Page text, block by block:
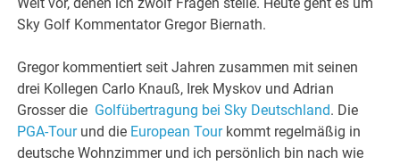
Welt vor, denen ich zwölf Fragen stelle. Heute geht es um
Sky Golf Kommentator Gregor Biernath.
Gregor kommentiert seit Jahren zusammen mit seinen
drei Kollegen Carlo Knauß, Irek Myskov und Adrian
Grosser die Golfübertragung bei Sky Deutschland. Die
PGA-Tourund die European Tourkommt regelmäßig in
deutsche Wohnzimmer und ich persönlich bin nach wie